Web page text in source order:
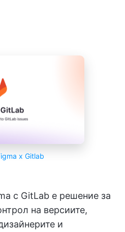
x Gitlab
с GitLab е решение за
на версиите,
и